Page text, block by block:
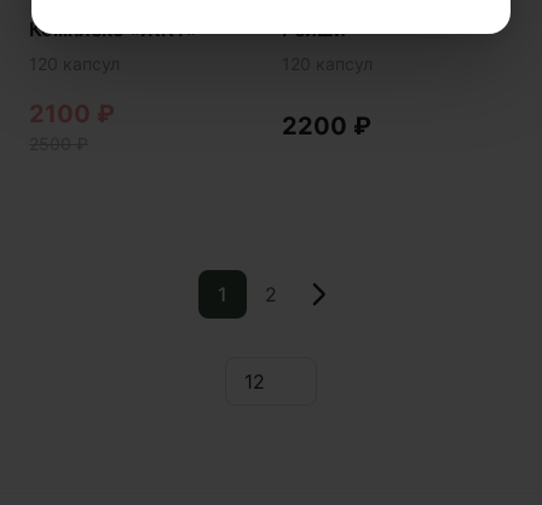
Комплекс «ЖКТ»
2100 ₽
Рейши
2200 ₽
1 2